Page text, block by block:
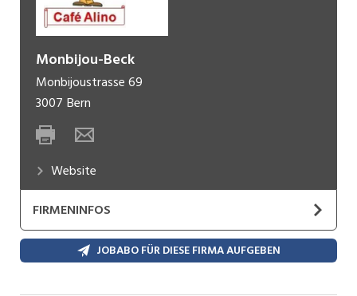
Monbijou-Beck
Monbijoustrasse 69
3007 Bern
Website
FIRMENINFOS
Der Treffpunkt an der Monbijoustrasse für
Frühstück und hausgemachte Mittagsmenüs
JOBABO FÜR DIESE FIRMA AUFGEBEN